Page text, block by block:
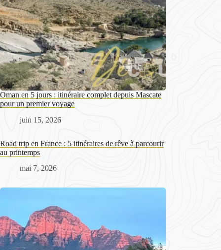
Oman en 5 jours : itinéraire complet depuis Mascate
pour un premier voyage
juin 15, 2026
Road trip en France : 5 itinéraires de rêve à parcourir
au printemps
mai 7, 2026